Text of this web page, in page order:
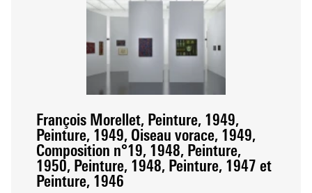
François Morellet, Peinture, 1949,
Peinture, 1949, Oiseau vorace, 1949,
Composition n°19, 1948, Peinture,
1950, Peinture, 1948, Peinture, 1947 et
Peinture, 1946